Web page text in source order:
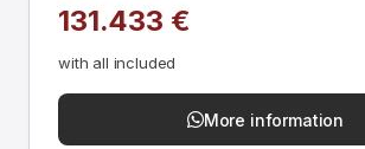
131.433 €
with all included
More information